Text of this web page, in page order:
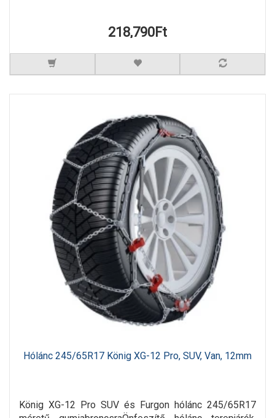
218,790Ft
Hólánc 245/65R17 König XG-12 Pro, SUV, Van, 12mm
König XG-12 Pro SUV és Furgon hólánc 245/65R17